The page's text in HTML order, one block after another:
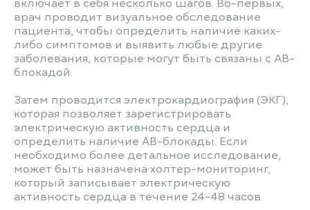
включает в себя несколько шагов. Во-первых,
врач проводит визуальное обследование
пациента, чтобы определить наличие каких-
либо симптомов и выявить любые другие
заболевания, которые могут быть связаны с АВ-
блокадой.
Затем проводится электрокардиография (ЭКГ),
которая позволяет зарегистрировать
электрическую активность сердца и
определить наличие АВ-блокады. Если
необходимо более детальное исследование,
может быть назначена холтер-мониторинг,
который записывает электрическую
активность сердца в течение 24-48 часов.